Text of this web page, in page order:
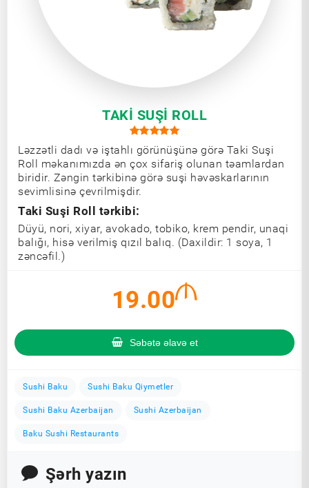
TAKI SUŞI ROLL
Ləzzətli dadı və iştahlı görünüşünə görə Taki Suşi
Roll məkanımızda ən çox sifariş olunan təamlardan
biridir. Zəngin tərkibinə görə suşi həvəskarlarının
sevimlisinə çevrilmişdir.
Taki Suşi Roll tərkibi:
Düyü, nori, xiyar, avokado, tobiko, krem pendir, unaqi
balığı, hisə verilmiş qızıl balıq. (Daxildir: 1 soya, 1
zəncəfil.)
19.00
Səbətə əlavə et
Sushi Baku Sushi Baku Qiymetler
Sushi Baku Azerbaijan Sushi Azerbaijan
Baku Sushi Restaurants
Şərh yazın